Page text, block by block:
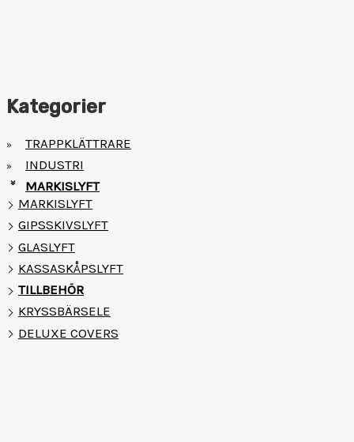
Kategorier
» TRAPPKLÄTTRARE
» INDUSTRI
»
MARKISLYFT
MARKISLYFT
GIPSSKIVSLYFT
GLASLYFT
KASSASKÅPSLYFT
TILLBEHÖR
KRYSSBÄRSELE
DELUXE COVERS